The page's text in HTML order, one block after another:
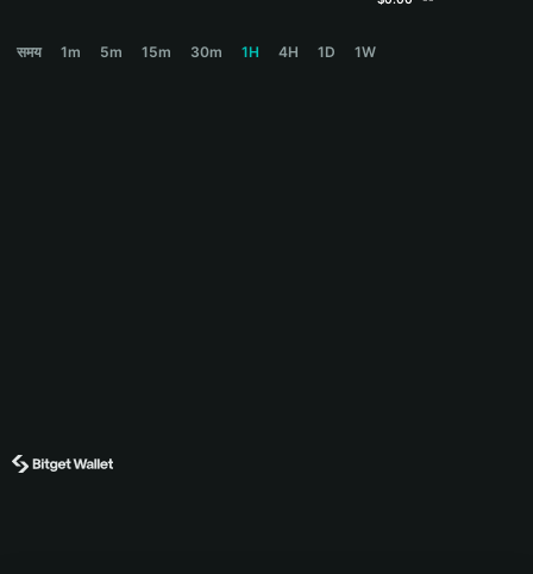
समय 1m 5m 15m 30m 1H 4H 1D 1W